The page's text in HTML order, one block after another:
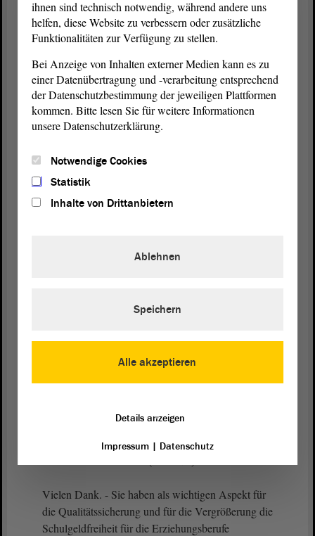
Debattenbeiträge imPlenumeinen anderen
Eindruck vermitteln: Die finanziellen Ressourcen
des Landes sind begrenzt und nicht unendlich.
Mit einem Dank an alle Beschäftigten in Krippe,
Kita und Hort für ihre Arbeit möchte ich meinen
Redebeitrag an dieser Stelle beenden.
Vizepräsident Wulf Gallert:
Vielen Dank. - Sie haben als wichtigen Aspekt für
die Qualitätssicherung und für die Vergrößerung die
Schulgeldfreiheit für die Erziehungsberufe
ihnen sind technisch notwendig, während andere uns
helfen, diese Website zu verbessern oder zusätzliche
Funktionalitäten zur Verfügung zu stellen.
Bei Anzeige von Inhalten externer Medien kann es zu
einer Datenübertragung und -verarbeitung entsprechend
der Datenschutzbestimmung der jeweiligen Plattformen
kommen. Bitte lesen Sie für weitere Informationen
unsere Datenschutzerklärung.
Notwendige Cookies
Statistik
Inhalte von Drittanbietern
Alle akzeptieren
Ablehnen
Speichern
Details anzeigen
Impressum| Datenschutz